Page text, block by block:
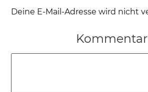
Deine E-Mail-Adresse wird nicht
Kommentar